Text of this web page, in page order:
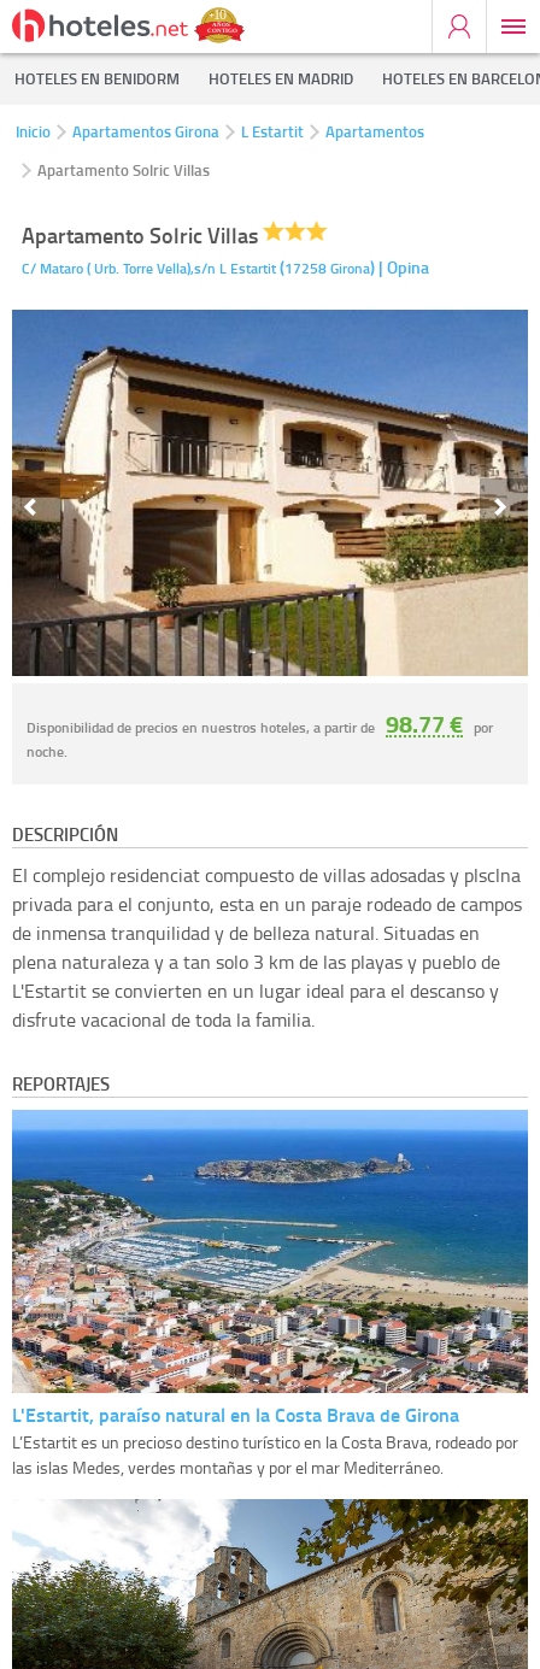
HOTELES EN BENIDORM HOTELES EN MADRID HOTELES EN
Inicio Apartamentos Girona L Estartit
Apartamentos
Apartamento Solric Villas
Apartamento Solric Villas
C/ Mataro ( Urb. Torre Vella),s/n L Estartit(17258Girona) | Opina
Disponibilidad de precios en nuestros hoteles, a partir de 98.77 € por
noche.
DESCRIPCIÓN
EI complejo residenciat compuesto de villas adosadas y plsclna
privada para el conjunto, esta en un paraje rodeado de campos
de inmensa tranquilidad y de belleza natural. Situadas en
plena naturaleza y a tan solo 3 km de las playas y pueblo de
L'Estartit se convierten en un lugar ideal para el descanso y
disfrute vacacional de toda la familia.
REPORTAJES
L'Estartit, paraíso natural en la Costa Brava de Girona
L’Estartit es un precioso destino turístico en la Costa Brava, rodeado por
las islas Medes, verdes montañas y por el mar Mediterráneo.